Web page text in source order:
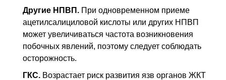
Другие НПВП . При одновременном приеме
ацетилсалициловой кислоты или других НПВП
может увеличиваться частота возникновения
побочных явлений, поэтому следует соблюдать
осторожность.
ГКС. Возрастает риск развития язв органов ЖКТ